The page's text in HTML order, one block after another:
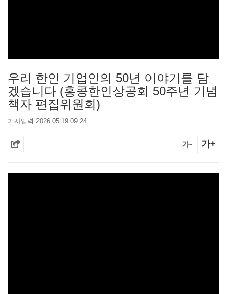
우리 한인 기업인의 50년 이야기를 담
겠습니다 (홍콩한인상공회 50주년 기념
책자 편집위원회)
기사입력 2026.05.19 09:24
가- 가+